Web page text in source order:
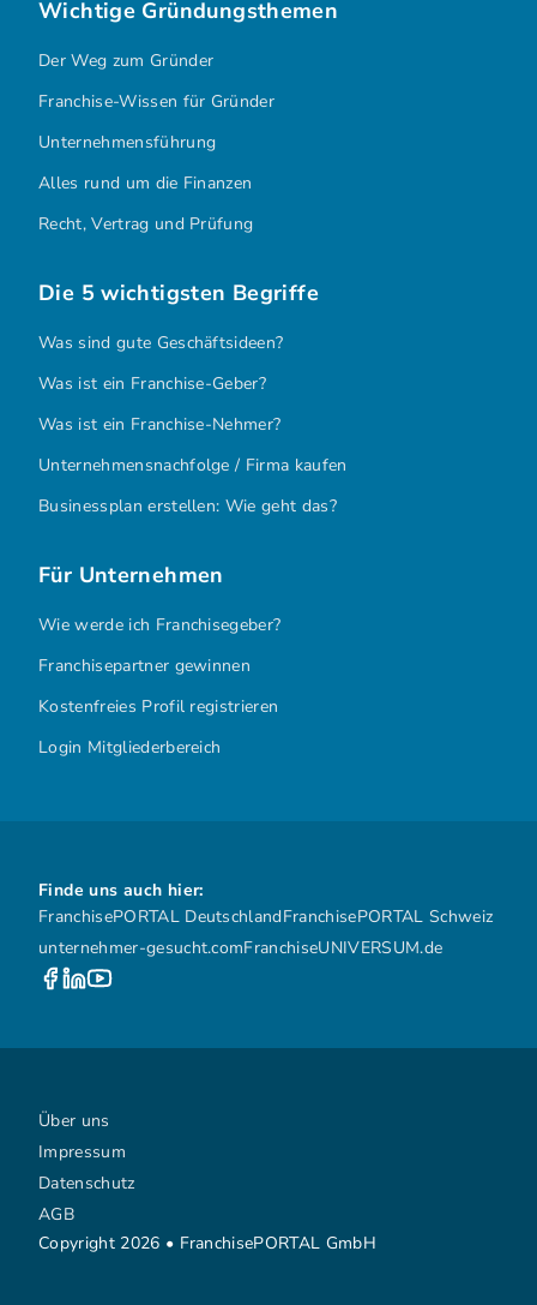
Wichtige Gründungsthemen
Der Weg zum Gründer
Franchise-Wissen für Gründer
Unternehmensführung
Alles rund um die Finanzen
Recht, Vertrag und Prüfung
Die 5 wichtigsten Begriffe
Was sind gute Geschäftsideen?
Was ist ein Franchise-Geber?
Was ist ein Franchise-Nehmer?
Unternehmensnachfolge / Firma kaufen
Businessplan erstellen: Wie geht das?
Für Unternehmen
Wie werde ich Franchisegeber?
Franchisepartner gewinnen
Kostenfreies Profil registrieren
Login Mitgliederbereich
Finde uns auch hier:
FranchisePORTAL DeutschlandFranchisePORTAL Schweiz
unternehmer-gesucht.comFranchiseUNIVERSUM.de
Copyright 2026 • FranchisePORTAL GmbH
Über uns
Impressum
Datenschutz
AGB